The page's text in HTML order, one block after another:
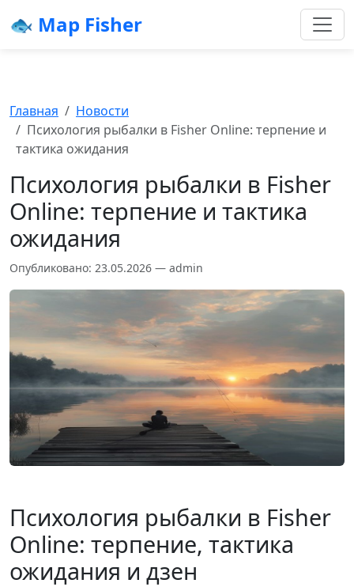
🐟 Map Fisher
Главная
Новости
Психология рыбалки в Fisher Online: терпение и
тактика ожидания
Психология рыбалки в Fisher
Online: терпение и тактика
ожидания
Опубликовано: 23.05.2026 — admin
Психология рыбалки в Fisher
Online: терпение, тактика
ожидания и дзен